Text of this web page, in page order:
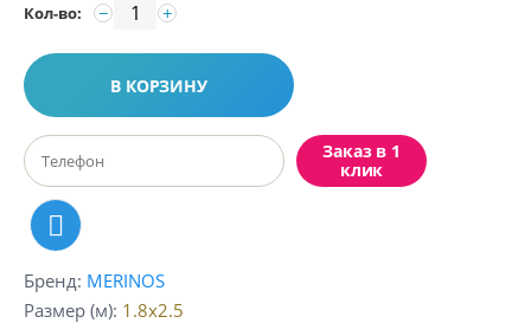
Кол-во: +
−
В КОРЗИНУ
Заказ в 1
клик
Бренд MERINOS
Размер (м) 1.8x2.5